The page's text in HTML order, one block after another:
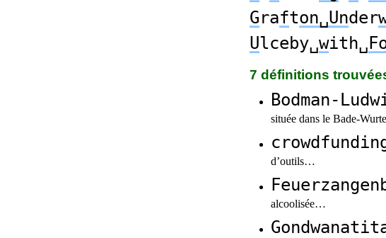
Grafton␣Under
Ulceby␣with␣
7 définitions
Bodman-
située dans le Bade-
d’outils…
alcoolisée…